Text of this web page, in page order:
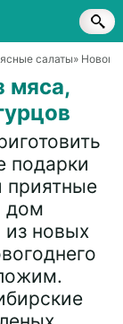
салаты»
мяса,
подарки
приятные
дом
из новых